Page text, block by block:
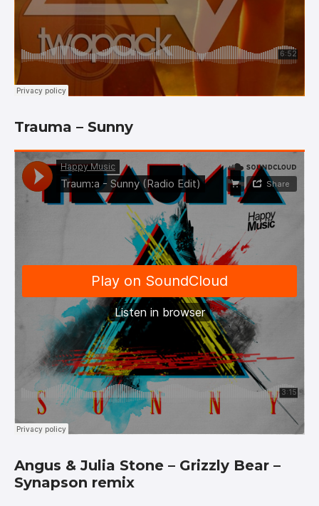
Trauma – Sunny
Angus & Julia Stone – Grizzly Bear –
Synapson remix